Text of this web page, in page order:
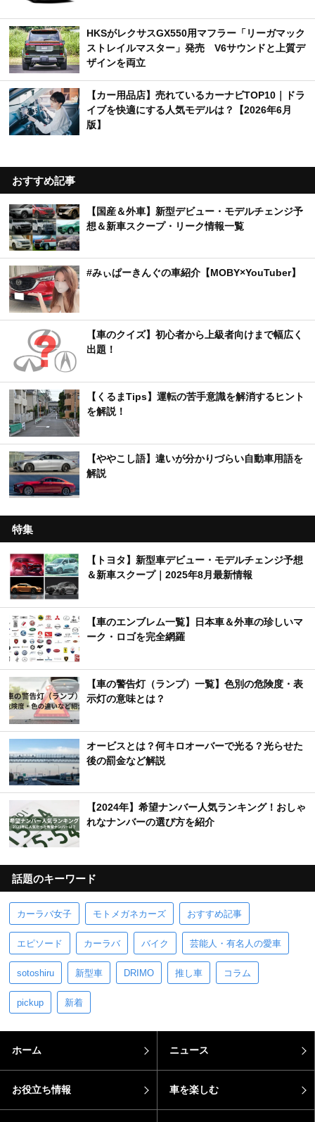
HKSがレクサスGX550用マフラー「リーガマック
ストレイルマスター」発売 V6サウンドと上質デ
ザインを両立
【カー用品店】売れているカーナビTOP10｜ドラ
イブを快適にする人気モデルは？【2026年6月
版】
おすすめ記事
【国産＆外車】新型デビュー・モデルチェンジ予
想＆新車スクープ・リーク情報一覧
#みぃぱーきんぐの車紹介【MOBY×YouTuber】
【車のクイズ】初心者から上級者向けまで幅広く
出題！
【くるまTips】運転の苦手意識を解消するヒント
を解説！
【ややこし語】違いが分かりづらい自動車用語を
解説
特集
【トヨタ】新型車デビュー・モデルチェンジ予想
＆新車スクープ｜2025年8月最新情報
【車のエンブレム一覧】日本車＆外車の珍しいマ
ーク・ロゴを完全網羅
【車の警告灯（ランプ）一覧】色別の危険度・表
示灯の意味とは？
オービスとは？何キロオーバーで光る？光らせた
後の罰金など解説
【2024年】希望ナンバー人気ランキング！おしゃ
れなナンバーの選び方を紹介
話題のキーワード
カーラバ女子 モトメガネカーズ おすすめ記事
エピソード カーラバ バイク 芸能人・有名人の愛車
sotoshiru 新型車 DRIMO 推し車 コラム
pickup 新着
ホーム ニュース
お役立ち情報 車を楽しむ